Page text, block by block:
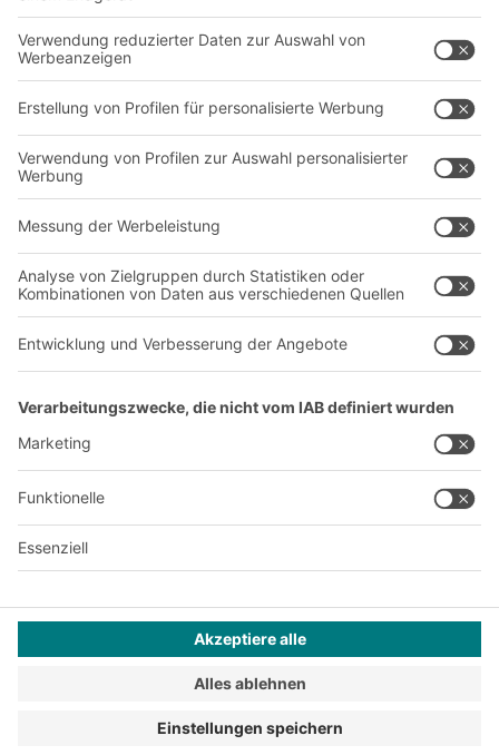
Intralogistiklösungen
Behältersysteme
Regalsysteme
Transportsysteme
Kontaktformular
Unternehmen
Standorte weltweit
Produktionsstandorte
Follow us
YOUR LIFE.
+43 (7224) 65 555-0
Dieses Angebot ist für Industrie, Handwerk, Handel und die
freien Berufe zur Verwendung in der selbstständigen,
beruflichen oder gewerblichen Tätigkeit bestimmt.
Privatsphäre-Einstellungen